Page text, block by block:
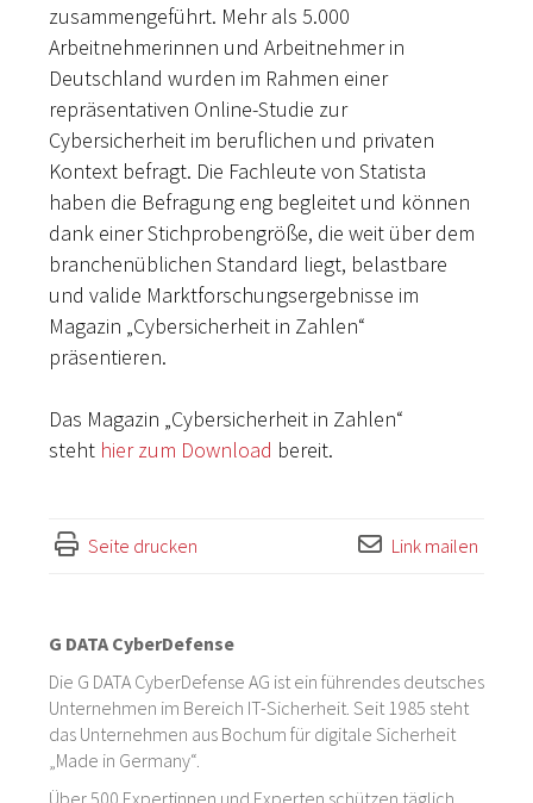
zusammengeführt. Mehr als 5.000
Arbeitnehmerinnen und Arbeitnehmer in
Deutschland wurden im Rahmen einer
repräsentativen Online-Studie zur
Cybersicherheit im beruflichen und privaten
Kontext befragt. Die Fachleute von Statista
haben die Befragung eng begleitet und können
dank einer Stichprobengröße, die weit über dem
branchenüblichen Standard liegt, belastbare
und valide Marktforschungsergebnisse im
Magazin „Cybersicherheit in Zahlen“
präsentieren.
Das Magazin „Cybersicherheit in Zahlen“
steht hier zum Download bereit.
Seite drucken Link mailen
G DATA CyberDefense
Die G DATA CyberDefense AG ist ein führendes deutsches
Unternehmen im Bereich IT-Sicherheit. Seit 1985 steht
das Unternehmen aus Bochum für digitale Sicherheit
„Made in Germany“.
Über 500 Expertinnen und Experten schützen täglich